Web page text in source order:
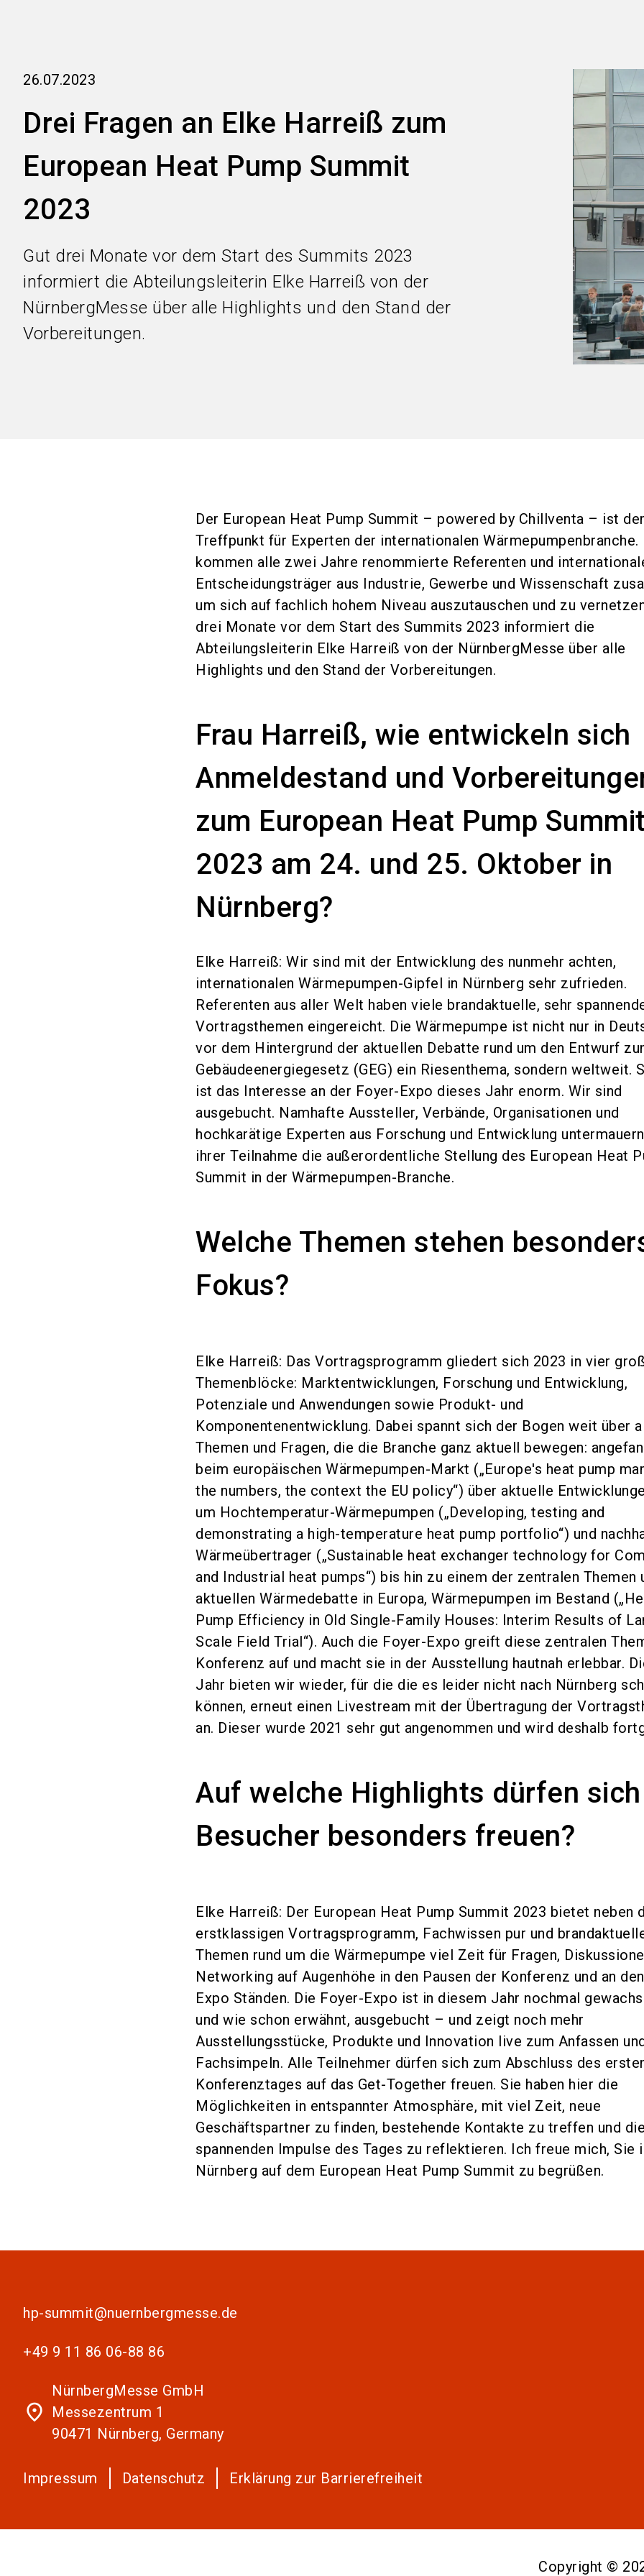
26.07.2023
Drei Fragen an Elke Harreiß zum
European Heat Pump Summit
2023
Gut drei Monate vor dem Start des Summits 2023
informiert die Abteilungsleiterin Elke Harreiß von der
NürnbergMesse über alle Highlights und den Stand der
Vorbereitungen.
Der European Heat Pump Summit – powered by Chillventa – ist
Treffpunkt für Experten der internationalen Wärmepumpenbranche.
kommen alle zwei Jahre renommierte Referenten und
Entscheidungsträger aus Industrie, Gewerbe und Wissenschaft
um sich auf fachlich hohem Niveau auszutauschen und zu
drei Monate vor dem Start des Summits 2023 informiert die
Abteilungsleiterin Elke Harreiß von der NürnbergMesse über alle
Highlights und den Stand der Vorbereitungen.
Frau Harreiß, wie entwickeln sich
Anmeldestand und
zum European Heat Pump
2023 am 24. und 25. Oktober in
Nürnberg?
Elke Harreiß: Wir sind mit der Entwicklung des nunmehr achten,
internationalen Wärmepumpen-Gipfel in Nürnberg sehr zufrieden.
Referenten aus aller Welt haben viele brandaktuelle, sehr
Vortragsthemen eingereicht. Die Wärmepumpe ist nicht nur in
vor dem Hintergrund der aktuellen Debatte rund um den Entwurf
Gebäudeenergiegesetz (GEG) ein Riesenthema, sondern weltweit.
ist das Interesse an der Foyer-Expo dieses Jahr enorm. Wir sind
ausgebucht. Namhafte Aussteller, Verbände, Organisationen und
hochkarätige Experten aus Forschung und Entwicklung
ihrer Teilnahme die außerordentliche Stellung des European Heat
Summit in der Wärmepumpen-Branche.
Welche Themen stehen
Fokus?
Elke Harreiß: Das Vortragsprogramm gliedert sich 2023 in vier
Themenblöcke: Marktentwicklungen, Forschung und Entwicklung,
Potenziale und Anwendungen sowie Produkt- und
Komponentenentwicklung. Dabei spannt sich der Bogen weit über
Themen und Fragen, die die Branche ganz aktuell bewegen:
beim europäischen Wärmepumpen-Markt („Europe's heat pump
the numbers, the context the EU policy“) über aktuelle
um Hochtemperatur-Wärmepumpen („Developing, testing and
demonstrating a high-temperature heat pump portfolio“) und
Wärmeübertrager („Sustainable heat exchanger technology for
and Industrial heat pumps“) bis hin zu einem der zentralen Themen
aktuellen Wärmedebatte in Europa, Wärmepumpen im Bestand
Pump Efficiency in Old Single-Family Houses: Interim Results of
Scale Field Trial“). Auch die Foyer-Expo greift diese zentralen
Konferenz auf und macht sie in der Ausstellung hautnah erlebbar.
Jahr bieten wir wieder, für die die es leider nicht nach Nürnberg
können, erneut einen Livestream mit der Übertragung der
an. Dieser wurde 2021 sehr gut angenommen und wird deshalb
Auf welche Highlights dürfen
Besucher besonders freuen?
Elke Harreiß: Der European Heat Pump Summit 2023 bietet neben
erstklassigen Vortragsprogramm, Fachwissen pur und
Themen rund um die Wärmepumpe viel Zeit für Fragen,
Networking auf Augenhöhe in den Pausen der Konferenz und an
Expo Ständen. Die Foyer-Expo ist in diesem Jahr nochmal
und wie schon erwähnt, ausgebucht – und zeigt noch mehr
Ausstellungsstücke, Produkte und Innovation live zum Anfassen
Fachsimpeln. Alle Teilnehmer dürfen sich zum Abschluss des
Konferenztages auf das Get-Together freuen. Sie haben hier die
Möglichkeiten in entspannter Atmosphäre, mit viel Zeit, neue
Geschäftspartner zu finden, bestehende Kontakte zu treffen und
spannenden Impulse des Tages zu reflektieren. Ich freue mich, Sie
Nürnberg auf dem European Heat Pump Summit zu begrüßen.
hp-summit@nuernbergmesse.de
+49 9 11 86 06-88 86
place
NürnbergMesse GmbH
Messezentrum 1
90471 Nürnberg, Germany
Impressum Datenschutz Erklärung zur Barrierefreiheit
Copyright ©